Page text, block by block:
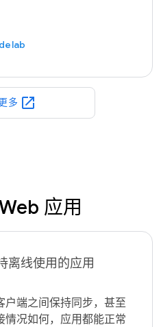
多 open_in_new
应用
离线使用的应用
户端之间保持同步，甚至
情况如何，应用都能正常